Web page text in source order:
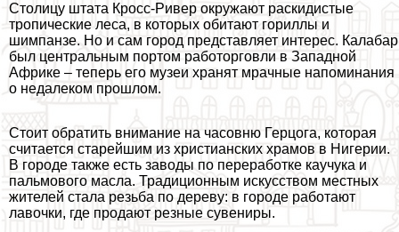
Столицу штата Кросс-Ривер окружают раскидистые
тропические леса, в которых обитают гориллы и
шимпанзе. Но и сам город представляет интерес. Калабар
был центральным портом работорговли в Западной
Африке – теперь его музеи хранят мрачные напоминания
о недалеком прошлом.
Стоит обратить внимание на часовню Герцога, которая
считается старейшим из христианских храмов в Нигерии.
В городе также есть заводы по переработке каучука и
пальмового масла. Традиционным искусством местных
жителей стала резьба по дереву: в городе работают
лавочки, где продают резные сувениры.